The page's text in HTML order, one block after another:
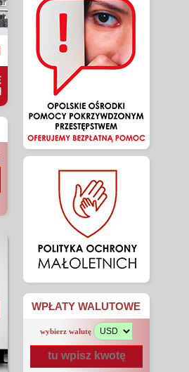
WPŁATY WALUTOWE
wybierz walutę